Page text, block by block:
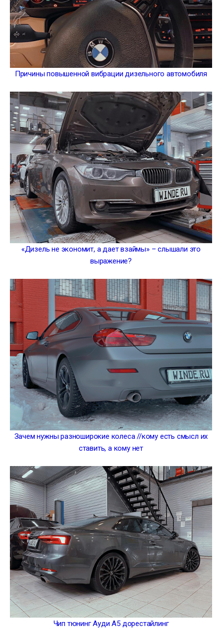
Причины повышенной вибрации дизельного автомобиля
«Дизель не экономит, а дает взаймы» – слышали это
выражение?
Зачем нужны разноширокие колеса //кому есть смысл их
ставить, а кому нет
Чип тюнинг Ауди А5 дорестайлинг